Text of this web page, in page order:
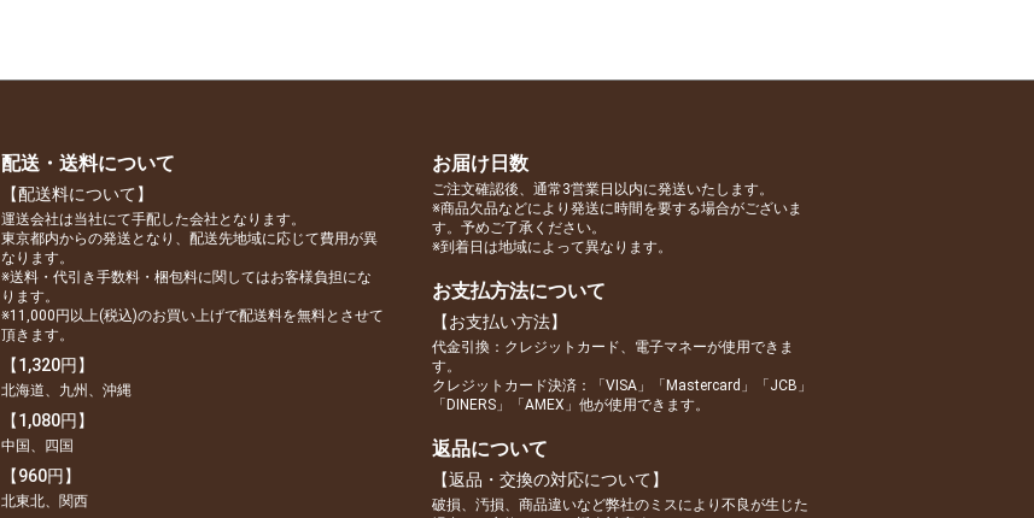
配送・送料について
【配送料について】
運送会社は当社にて手配した会社となります。
東京都内からの発送となり、配送先地域に応じて費用が異
なります。
※送料・代引き手数料・梱包料に関してはお客様負担にな
ります。
※11,000円以上(税込)のお買い上げで配送料を無料とさせて
頂きます。
【1,320円】
北海道、九州、沖縄
【1,080円】
中国、四国
【960円】
北東北、関西
お届け日数
ご注文確認後、通常3営業日以内に発送いたします。
※商品欠品などにより発送に時間を要する場合がございま
す。予めご了承ください。
※到着日は地域によって異なります。
お支払方法について
【お支払い方法】
代金引換：クレジットカード、電子マネーが使用できま
す。
クレジットカード決済：「VISA」「Mastercard」「JCB」
「DINERS」「AMEX」他が使用できます。
返品について
【返品・交換の対応について】
破損、汚損、商品違いなど弊社のミスにより不良が生じた